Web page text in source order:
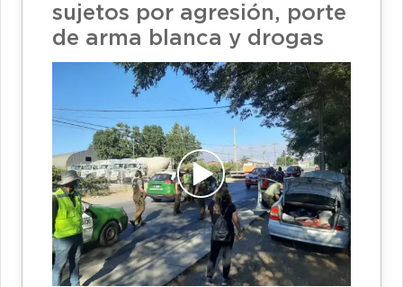
sujetos por agresión, porte
de arma blanca y drogas